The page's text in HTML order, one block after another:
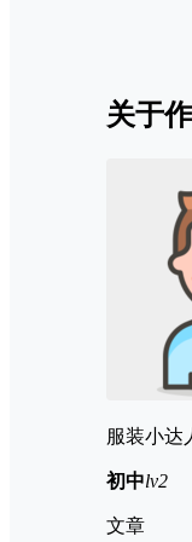
关于
服装小达
初中lv2
文章